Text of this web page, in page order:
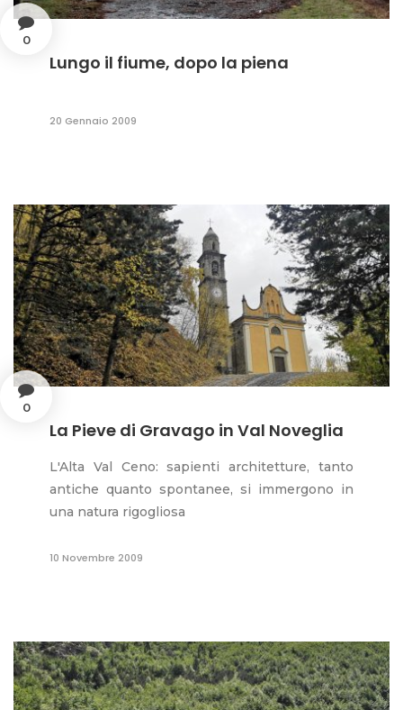
0
Lungo il fiume, dopo la piena
20 Gennaio 2009
0
La Pieve di Gravago in Val Noveglia
L'Alta Val Ceno: sapienti architetture, tanto
antiche quanto spontanee, si immergono in
una natura rigogliosa
10 Novembre 2009